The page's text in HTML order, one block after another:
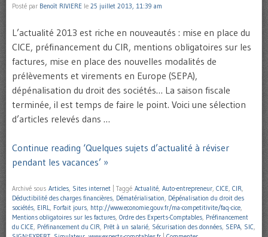
Posté par Benoît RIVIERE le 25 juillet 2013, 11:39 am
L’actualité 2013 est riche en nouveautés : mise en place du
CICE, préfinancement du CIR, mentions obligatoires sur les
factures, mise en place des nouvelles modalités de
prélèvements et virements en Europe (SEPA),
dépénalisation du droit des sociétés… La saison fiscale
terminée, il est temps de faire le point. Voici une sélection
d’articles relevés dans …
Continue reading ‘Quelques sujets d’actualité à réviser
pendant les vacances’ »
Archivé sous Articles, Sites internet Taggé Actualité, Auto-entrepreneur, CICE, CIR,
Déductibilité des charges financières, Dématérialisation, Dépénalisation du droit des
sociétés, EIRL, Forfait jours, http://www.economie.gouv.fr/ma-competitivite/faq-cice,
Mentions obligatoires sur les factures, Ordre des Experts-Comptables, Préfinancement
du CICE, Préfinancement du CIR, Prêt à un salarié, Sécurisation des données, SEPA, SIC,